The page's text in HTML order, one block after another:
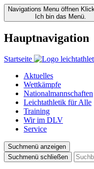
Navigations Menu öffnen
Ich bin das Menü.
Hauptnavigation
Startseite
Aktuelles
Wettkämpfe
Nationalmannschaften
Leichtathletik für Alle
Training
Wir im DLV
Service
Suchmenü anzeigen
Suchmenü schließen